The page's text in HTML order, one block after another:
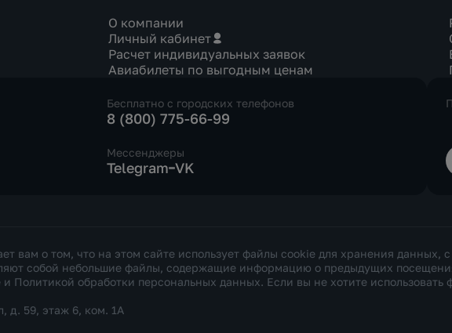
О компании
Личный кабинет
Расчет индивидуальных заявок
Авиабилеты по выгодным ценам
Бесплатно с городских телефонов
8 (800) 775-66-99
Мессенджеры
Telegram VK
о том, что на этом сайте использует файлы cookie для хранения данных,
собой небольшие файлы, содержащие информацию о предыдущих
и Политикой обработки персональных данных. Если вы не хотите
д. 59, этаж 6, ком. 1А